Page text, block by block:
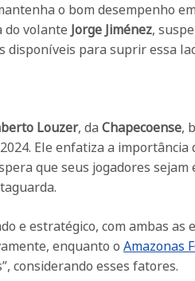
o bom desempenho
do volante Jorge Jiménez,
disponíveis para suprir essa
Louzer, da Chapecoense,
Ele enfatiza a
que seus jogadores
e estratégico, com ambas as
enquanto o Amazonas
considerando esses fatores.